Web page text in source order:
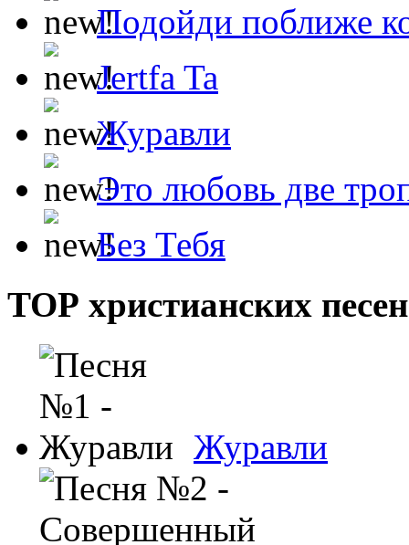
Подойди поближе
Jertfa Ta
Журавли
Это любовь две
Без Тебя
ТОР христианских песен
Журавли